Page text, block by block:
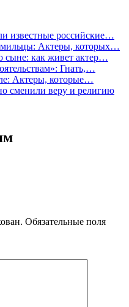
известные российские…
Актеры, которых…
сыне: как живет актер…
Гнать,…
Актеры, которые…
сменили веру и религию
Обязательные поля